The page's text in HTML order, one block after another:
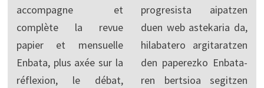
accompagne et
complète la revue
papier et mensuelle
Enbata, plus axée sur la
réflexion, le débat,
progresista aipatzen
duen web astekaria da,
hilabatero argitaratzen
den paperezko Enbata-
ren bertsioa segitzen